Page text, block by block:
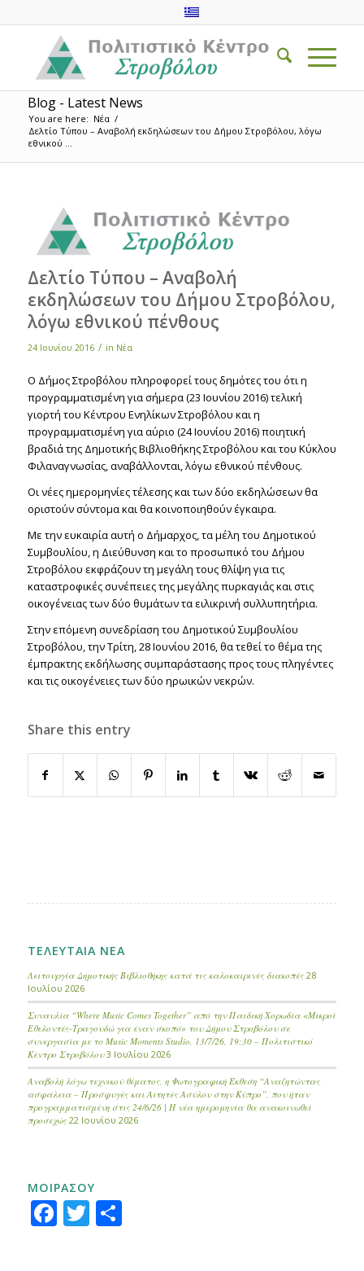
Blog - Latest News
You are here: Νέα /
Δελτίο Τύπου – Αναβολή εκδηλώσεων του Δήμου Στροβόλου, λόγω
εθνικού ...
Δελτίο Τύπου – Αναβολή
εκδηλώσεων του Δήμου Στροβόλου,
λόγω εθνικού πένθους
24 Ιουνίου 2016 / in Νέα
Ο Δήμος Στροβόλου πληροφορεί τους δημότες του ότι η
προγραμματισμένη για σήμερα (23 Ιουνίου 2016) τελική
γιορτή του Κέντρου Ενηλίκων Στροβόλου και η
προγραμματισμένη για αύριο (24 Ιουνίου 2016) ποιητική
βραδιά της Δημοτικής Βιβλιοθήκης Στροβόλου και του Κύκλου
Φιλαναγνωσίας, αναβάλλονται, λόγω εθνικού πένθους.
Οι νέες ημερομηνίες τέλεσης και των δύο εκδηλώσεων θα
οριστούν σύντομα και θα κοινοποιηθούν έγκαιρα.
Με την ευκαιρία αυτή ο Δήμαρχος, τα μέλη του Δημοτικού
Συμβουλίου, η Διεύθυνση και το προσωπικό του Δήμου
Στροβόλου εκφράζουν τη μεγάλη τους θλίψη για τις
καταστροφικές συνέπειες της μεγάλης πυρκαγιάς και στις
οικογένειας των δύο θυμάτων τα ειλικρινή συλλυπητήρια.
Στην επόμενη συνεδρίαση του Δημοτικού Συμβουλίου
Στροβόλου, την Τρίτη, 28 Ιουνίου 2016, θα τεθεί το θέμα της
έμπρακτης εκδήλωσης συμπαράστασης προς τους πληγέντες
και τις οικογένειες των δύο ηρωικών νεκρών.
Share this entry
ΤΕΛΕΥΤΑΙΑ ΝΕΑ
Λειτουργία Δημοτικής Βιβλιοθήκης κατά τις καλοκαιρινές διακοπές 28
Ιουλίου 2026
Συναυλία “Where Music Comes Together” από την Παιδική Χορωδία «Μικροί
Εθελοντές-Τραγουδώ για έναν σκοπό» του Δήμου Στροβόλου σε
συνεργασία με το Music Moments Studio, 13/7/26, 19:30 – Πολιτιστικό
Κέντρο Στροβόλου 3 Ιουλίου 2026
Αναβολή λόγω τεχνικού θέματος, η Φωτογραφική Έκθεση “Αναζητώντας
ασφάλεια – Προσφυγές και Αιτητές Ασύλου στην Κύπρο”, που ήταν
προγραμματισμένη στις 24/6/26 | Η νέα ημερομηνία θα ανακοινωθεί
προσεχώς 22 Ιουνίου 2026
ΜΟΙΡΑΣΟΥ
Facebook
Twitter
Μοιραστείτε